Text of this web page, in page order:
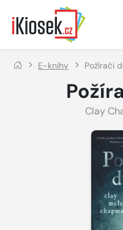
Přejít na hlavní obsah
E-knihy Požírači
Clay